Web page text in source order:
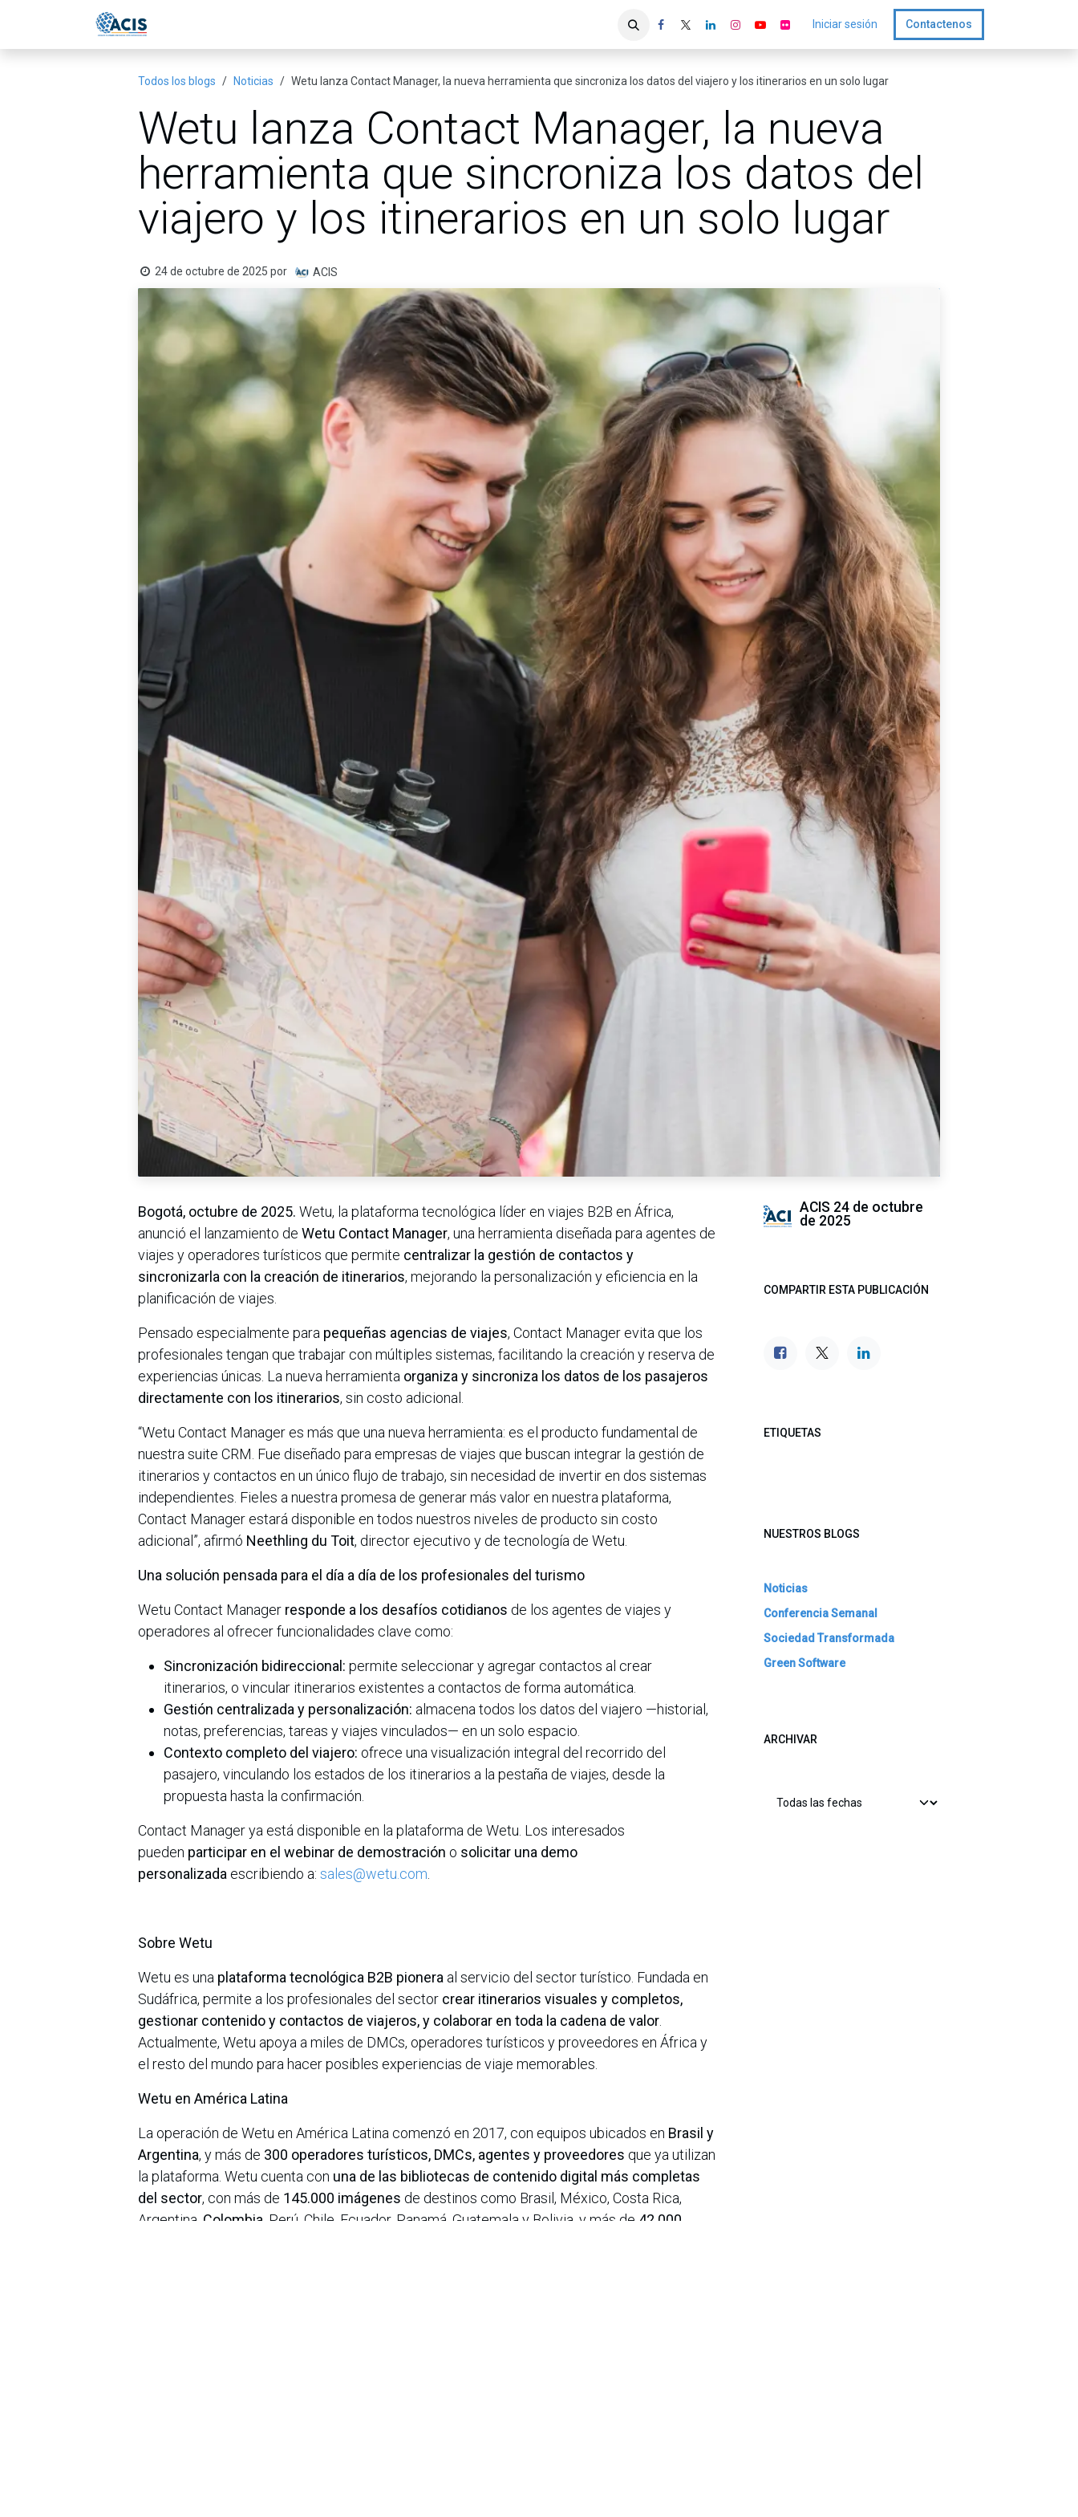
Iniciar sesión Contactenos
Todos los blogs Noticias Wetu lanza Contact Manager, la nueva herramienta que sincroniza los datos del viajero y los itinerarios en un solo lugar
Wetu lanza Contact Manager, la nueva
herramienta que sincroniza los datos del
viajero y los itinerarios en un solo lugar
24 de octubre de 2025 por ACIS
Bogotá, octubre de 2025. Wetu, la plataforma tecnológica líder en viajes B2B en África,
anunció el lanzamiento de Wetu Contact Manager, una herramienta diseñada para agentes de
viajes y operadores turísticos que permite centralizar la gestión de contactos y
sincronizarla con la creación de itinerarios, mejorando la personalización y eficiencia en la
planificación de viajes.
Pensado especialmente para pequeñas agencias de viajes, Contact Manager evita que los
profesionales tengan que trabajar con múltiples sistemas, facilitando la creación y reserva de
experiencias únicas. La nueva herramienta organiza y sincroniza los datos de los pasajeros
directamente con los itinerarios, sin costo adicional.
“Wetu Contact Manager es más que una nueva herramienta: es el producto fundamental de
nuestra suite CRM. Fue diseñado para empresas de viajes que buscan integrar la gestión de
itinerarios y contactos en un único flujo de trabajo, sin necesidad de invertir en dos sistemas
independientes. Fieles a nuestra promesa de generar más valor en nuestra plataforma,
Contact Manager estará disponible en todos nuestros niveles de producto sin costo
adicional”, afirmó Neethling du Toit, director ejecutivo y de tecnología de Wetu.
Una solución pensada para el día a día de los profesionales del turismo
Wetu Contact Manager responde a los desafíos cotidianos de los agentes de viajes y
operadores al ofrecer funcionalidades clave como:
Sincronización bidireccional: permite seleccionar y agregar contactos al crear
itinerarios, o vincular itinerarios existentes a contactos de forma automática.
Gestión centralizada y personalización: almacena todos los datos del viajero —historial,
notas, preferencias, tareas y viajes vinculados— en un solo espacio.
Contexto completo del viajero: ofrece una visualización integral del recorrido del
pasajero, vinculando los estados de los itinerarios a la pestaña de viajes, desde la
propuesta hasta la confirmación.
Contact Manager ya está disponible en la plataforma de Wetu. Los interesados
pueden participar en el webinar de demostración o solicitar una demo
personalizada escribiendo a: sales@wetu.com
Sobre Wetu
Wetu es una plataforma tecnológica B2B pionera al servicio del sector turístico. Fundada en
Sudáfrica, permite a los profesionales del sector crear itinerarios visuales y completos,
gestionar contenido y contactos de viajeros, y colaborar en toda la cadena de valor
Actualmente, Wetu apoya a miles de DMCs, operadores turísticos y proveedores en África y
el resto del mundo para hacer posibles experiencias de viaje memorables.
Wetu en América Latina
La operación de Wetu en América Latina comenzó en 2017, con equipos ubicados en Brasil y
Argentina, y más de 300 operadores turísticos, DMCs, agentes y proveedores que ya utilizan
la plataforma. Wetu cuenta con una de las bibliotecas de contenido digital más completas
del sector, con más de 145.000 imágenes de destinos como Brasil, México, Costa Rica,
Argentina, Colombia, Perú, Chile, Ecuador, Panamá, Guatemala y Bolivia, y más de 42.000
ACIS 24 de octubre
de 2025
COMPARTIR ESTA PUBLICACIÓN
ETIQUETAS
NUESTROS BLOGS
Noticias
Conferencia Semanal
Sociedad Transformada
Green Software
ARCHIVAR